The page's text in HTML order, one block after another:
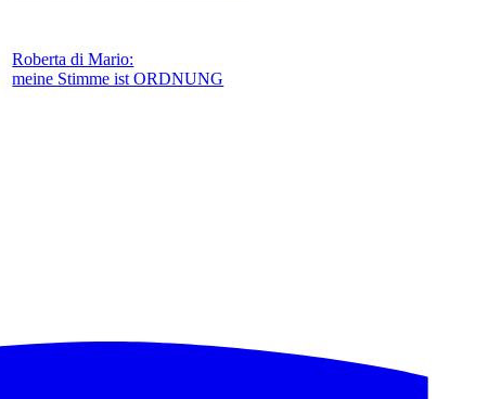
Roberta di Mario:
meine Stimme ist ORDNUNG